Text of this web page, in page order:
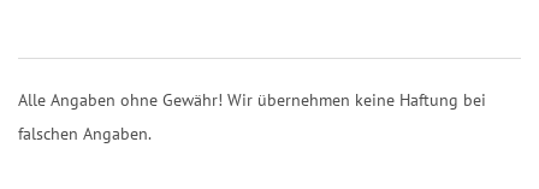
Alle Angaben ohne Gewähr! Wir übernehmen keine Haftung bei
falschen Angaben.